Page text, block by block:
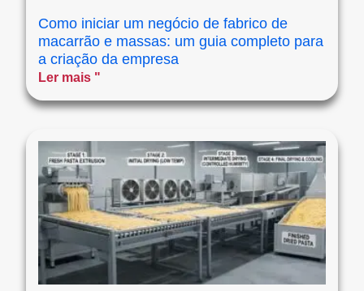
Como iniciar um negócio de fabrico de
macarrão e massas: um guia completo para
a criação da empresa
Ler mais "